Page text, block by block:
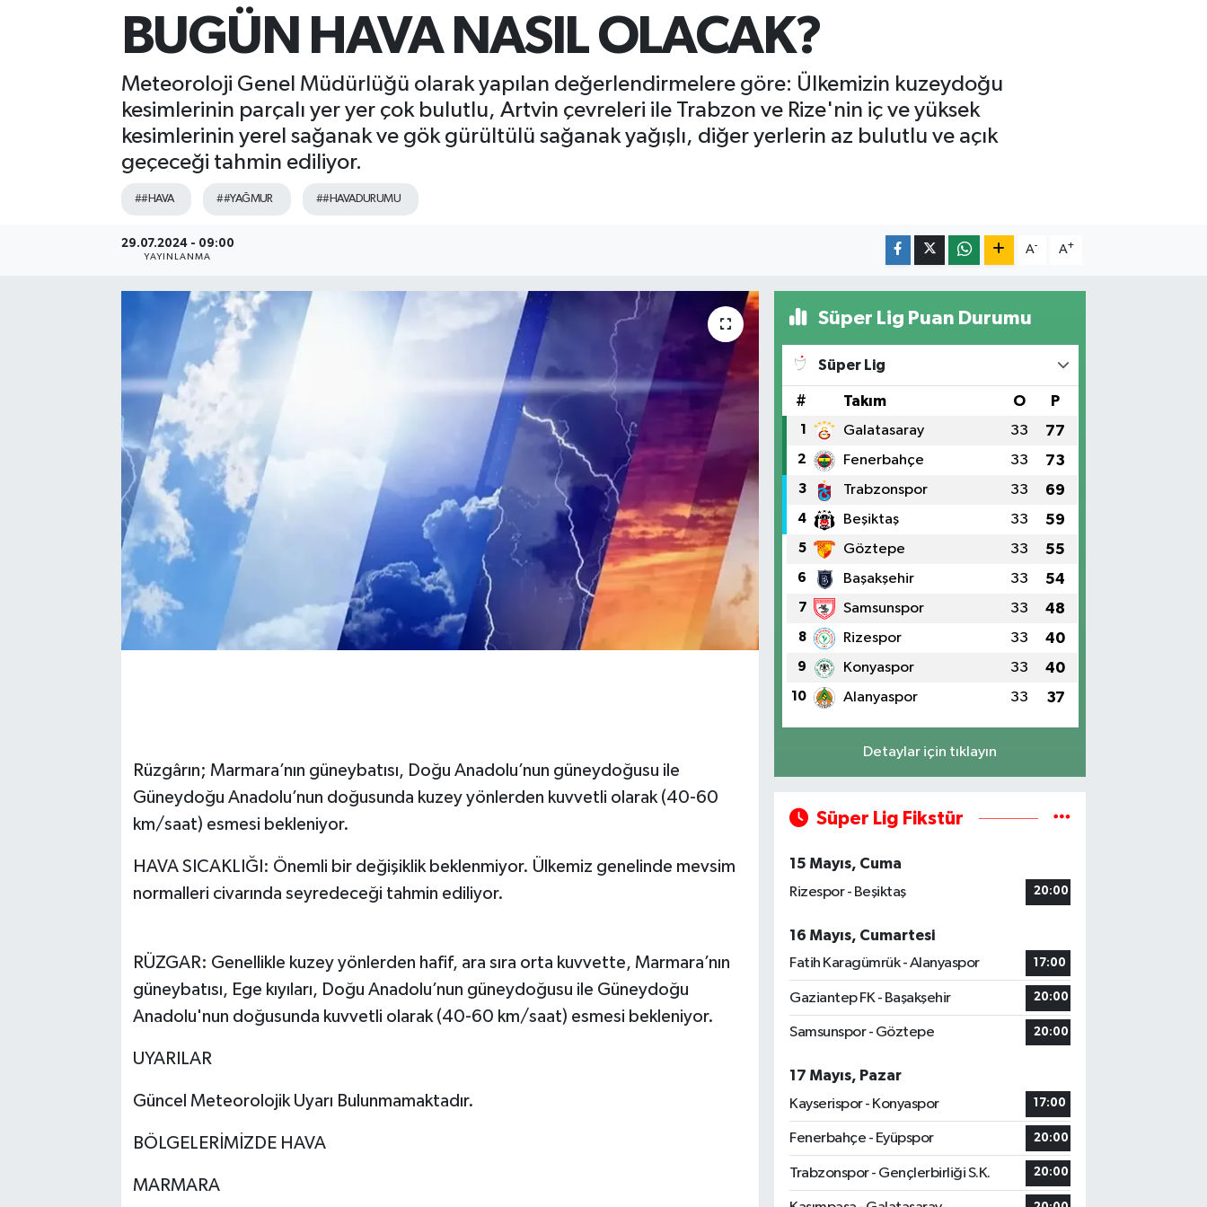
BUGÜN HAVA NASIL OLACAK?
Meteoroloji Genel Müdürlüğü olarak yapılan değerlendirmelere göre: Ülkemizin kuzeydoğu
kesimlerinin parçalı yer yer çok bulutlu, Artvin çevreleri ile Trabzon ve Rize'nin iç ve yüksek
kesimlerinin yerel sağanak ve gök gürültülü sağanak yağışlı, diğer yerlerin az bulutlu ve açık
geçeceği tahmin ediliyor.
##HAVA ##YAĞMUR ##HAVADURUMU
29.07.2024 - 09:00
YAYINLANMA
A- A+
Rüzgârın; Marmara’nın güneybatısı, Doğu Anadolu’nun güneydoğusu ile
Güneydoğu Anadolu’nun doğusunda kuzey yönlerden kuvvetli olarak (40-60
km/saat) esmesi bekleniyor.
HAVA SICAKLIĞI: Önemli bir değişiklik beklenmiyor. Ülkemiz genelinde mevsim
normalleri civarında seyredeceği tahmin ediliyor.
RÜZGAR: Genellikle kuzey yönlerden hafif, ara sıra orta kuvvette, Marmara’nın
güneybatısı, Ege kıyıları, Doğu Anadolu’nun güneydoğusu ile Güneydoğu
Anadolu'nun doğusunda kuvvetli olarak (40-60 km/saat) esmesi bekleniyor.
UYARILAR
Güncel Meteorolojik Uyarı Bulunmamaktadır.
BÖLGELERİMİZDE HAVA
MARMARA
Süper Lig Puan Durumu
Süper Lig
# Takım O P
1 Galatasaray 33 77
2 Fenerbahçe 33 73
3 Trabzonspor 33 69
4 Beşiktaş 33 59
5 Göztepe 33 55
6 Başakşehir 33 54
7 Samsunspor 33 48
8 Rizespor 33 40
9 Konyaspor 33 40
10 Alanyaspor 33 37
Detaylar için tıklayın
Süper Lig Fikstür
15 Mayıs, Cuma
Rizespor - Beşiktaş
20:00
16 Mayıs, Cumartesi
Fatih Karagümrük - Alanyaspor
17:00
Gaziantep FK - Başakşehir 20:00
Samsunspor - Göztepe 20:00
17 Mayıs, Pazar
Kayserispor - Konyaspor
17:00
Fenerbahçe - Eyüpspor 20:00
Trabzonspor - Gençlerbirliği S.K. 20:00